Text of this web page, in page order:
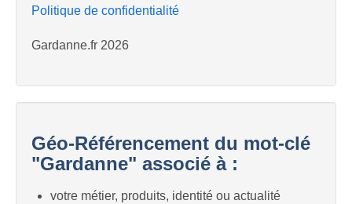
Politique de confidentialité
Gardanne.fr 2026
Géo-Référencement du mot-clé
"Gardanne" associé à :
votre métier, produits, identité ou actualité